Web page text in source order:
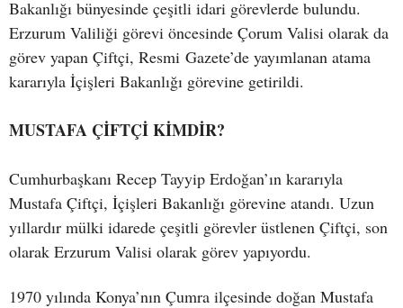
Bakanlığı bünyesinde çeşitli idari görevlerde bulundu.
Erzurum Valiliği görevi öncesinde Çorum Valisi olarak da
görev yapan Çiftçi, Resmi Gazete’de yayımlanan atama
kararıyla İçişleri Bakanlığı görevine getirildi.
MUSTAFA ÇİFTÇİ KİMDİR?
Cumhurbaşkanı Recep Tayyip Erdoğan’ın kararıyla
Mustafa Çiftçi, İçişleri Bakanlığı görevine atandı. Uzun
yıllardır mülki idarede çeşitli görevler üstlenen Çiftçi, son
olarak Erzurum Valisi olarak görev yapıyordu.
1970 yılında Konya’nın Çumra ilçesinde doğan Mustafa